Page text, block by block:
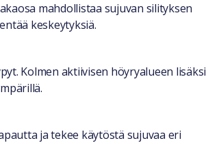
mahdollistaa sujuvan silityksen
keskeytyksiä.
Kolmen aktiivisen höyryalueen lisäksi
ja tekee käytöstä sujuvaa eri